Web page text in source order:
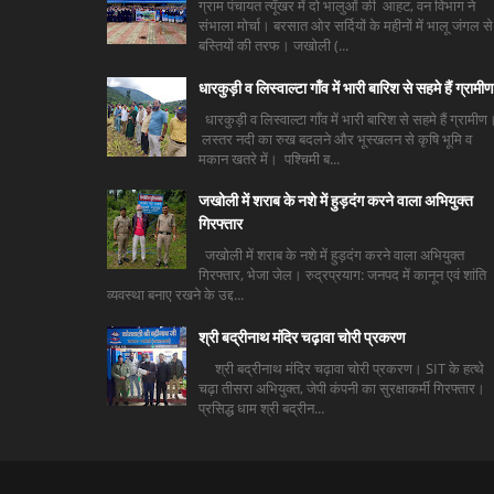
ग्राम पंचायत त्यूँखर में दो भालुओं की आहट, वन विभाग ने
संभाला मोर्चा। बरसात ओर सर्दियों के महीनों में भालू जंगल से
बस्तियों की तरफ। जखोली (...
धारकुड़ी व लिस्वाल्टा गाँव में भारी बारिश से सहमे हैं ग्रामीण
धारकुड़ी व लिस्वाल्टा गाँव में भारी बारिश से सहमे हैं
लस्तर नदी का रुख बदलने और भूस्खलन से कृषि भूमि व
मकान खतरे में। पश्चिमी ब...
जखोली में शराब के नशे में हुड़दंग करने वाला अभियुक्त
गिरफ्तार
जखोली में शराब के नशे में हुड़दंग करने वाला अभियुक्त
गिरफ्तार, भेजा जेल। रुद्रप्रयाग: जनपद में कानून एवं शांति
व्यवस्था बनाए रखने के उद्द...
श्री बद्रीनाथ मंदिर चढ़ावा चोरी प्रकरण
श्री बद्रीनाथ मंदिर चढ़ावा चोरी प्रकरण। SIT के हत्थे
चढ़ा तीसरा अभियुक्त, जेपी कंपनी का सुरक्षाकर्मी गिरफ्तार।
प्रसिद्ध धाम श्री बद्रीन...